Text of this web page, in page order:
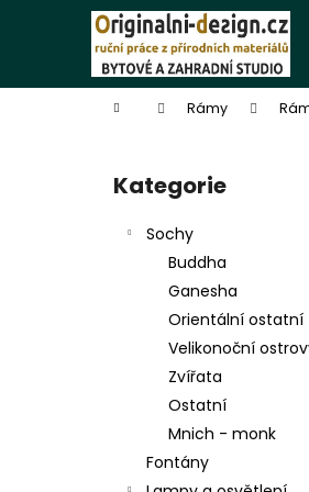
Domů Rámy
Přeskočit
kategorie
Kategorie
Sochy
Buddha
Ganesha
Orientální ostatní
Velikonoční
Zvířata
Ostatní
Mnich - monk
Fontány
í
Zpět
do
Zpět
do